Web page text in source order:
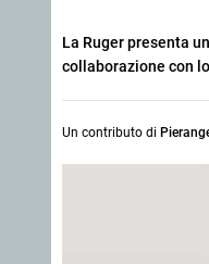
La Ruger presenta
collaborazione con
Un contributo di